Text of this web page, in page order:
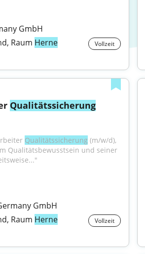
GmbH
Raum Herne Vollzeit
Qualitätssicherung
Qualitätssicherung (m/w/d),
Qualitätsbewusstsein und seiner
GmbH
Raum Herne Vollzeit